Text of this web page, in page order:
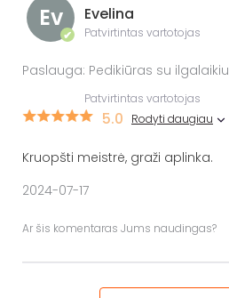
Ev
✔
Evelina
Patvirtintas vartotojas
Paslauga: Pedikiūras su
Patvirtintas vartotojas
5.0 Rodyti daugiau
Kruopšti meistrė, graži aplinka.
2024-07-17
Ar šis komentaras Jums naudingas?